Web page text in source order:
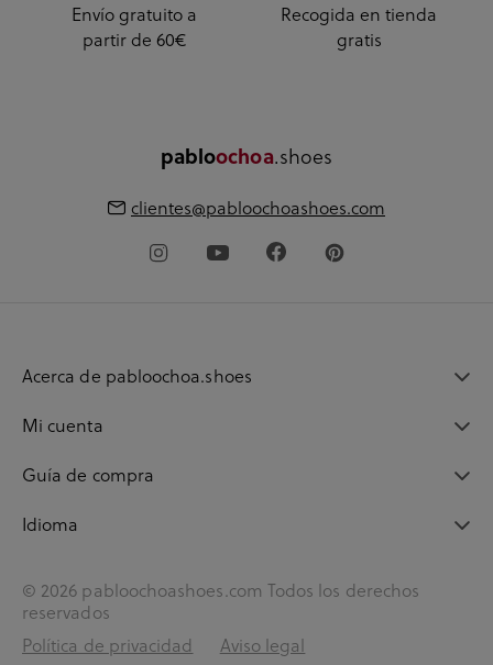
Envío gratuito a
partir de 60€
Recogida en tienda
gratis
pabloochoa.shoes
clientes@pabloochoashoes.com
Acerca de pabloochoa.shoes
Mi cuenta
Guía de compra
Idioma
© 2026 pabloochoashoes.com Todos los derechos
reservados
Política de privacidad
Aviso legal